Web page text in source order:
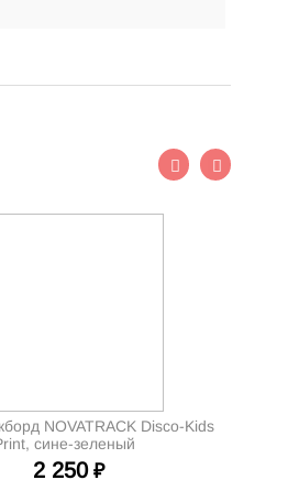
NOVATRACK Disco-Kids
сине-зеленый
2 250 ₽